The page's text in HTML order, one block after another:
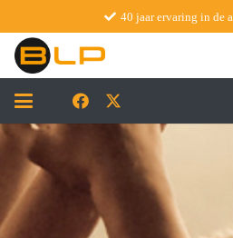
40 jaar ervaring in de